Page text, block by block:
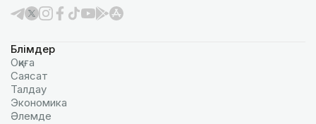
Бөлімдер
Оқиға
Саясат
Талдау
Экономика
Әлемде